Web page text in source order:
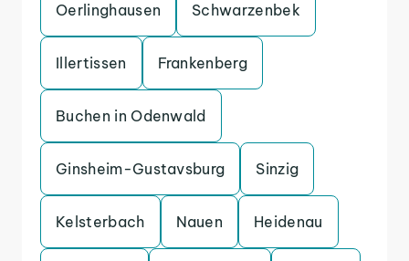
Oerlinghausen Schwarzenbek
Illertissen Frankenberg
Buchen in Odenwald
Ginsheim-Gustavsburg Sinzig
Kelsterbach Nauen Heidenau